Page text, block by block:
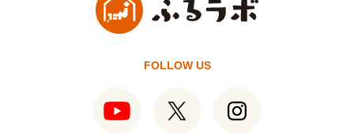
FOLLOW US